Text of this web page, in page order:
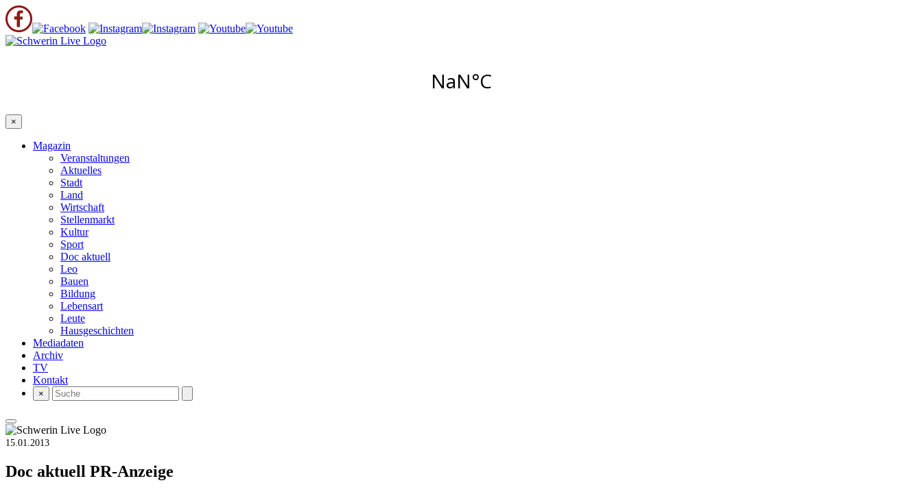
×
Magazin
Veranstaltungen
Aktuelles
Stadt
Land
Wirtschaft
Stellenmarkt
Kultur
Sport
Doc aktuell
Leo
Bauen
Bildung
Lebensart
Leute
Hausgeschichten
Mediadaten
Archiv
TV
Kontakt
×
15.01.2013
Doc aktuell PR-Anzeige